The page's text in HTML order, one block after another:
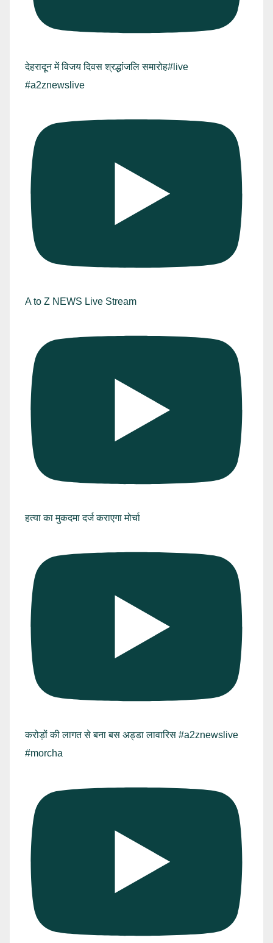
देहरादून में विजय दिवस श्रद्धांजलि समारोह#live
#a2znewslive
A to Z NEWS Live Stream
हत्या का मुकदमा दर्ज कराएगा मोर्चा
करोड़ों की लागत से बना बस अड्डा लावारिस #a2znewslive
#morcha